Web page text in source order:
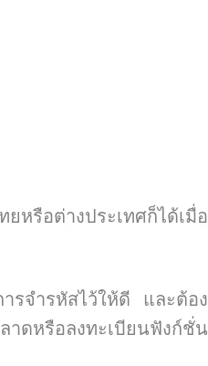
หรือต่างประเทศก็ได้เมื่อ
รจำรหัสไว้ให้ดี และต้อง
าดหรือลงทะเบียนฟังก์ชั่น